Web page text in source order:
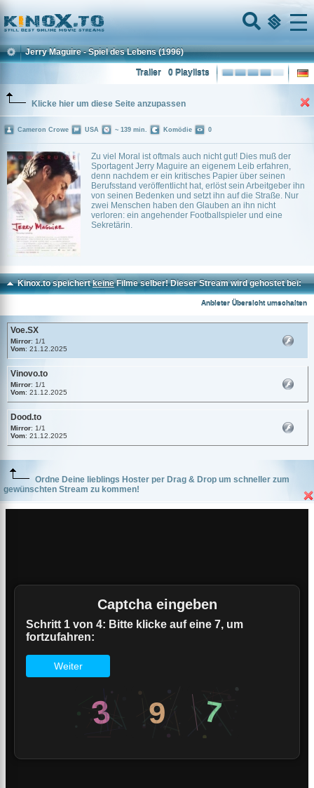
Home
Menu
Jerry Maguire - Spiel des Lebens (1996)
0 Playlists
Trailer
Klicke hier um diese Seite anzupassen
Zu viel Moral ist oftmals auch nicht gut! Dies muß der
Sportagent Jerry Maguire an eigenem Leib erfahren,
denn nachdem er ein kritisches Papier über seinen
Berufsstand veröffentlicht hat, erlöst sein Arbeitgeber ihn
von seinen Bedenken und setzt ihn auf die Straße. Nur
zwei Menschen haben den Glauben an ihn nicht
verloren: ein angehender Footballspieler und eine
Sekretärin.
Cameron Crowe USA ~ 139 min. Komödie 0
Kinox.to speichertkeineFilme selber! Dieser Stream wird gehostet bei:
Anbieter Übersicht umschalten
Voe.SX
Mirror: 1/1
Vom: 21.12.2025
Vinovo.to
Mirror: 1/1
Vom: 21.12.2025
Dood.to
Mirror: 1/1
Vom: 21.12.2025
Ordne Deine lieblings Hoster per Drag & Drop um schneller zum
gewünschten Stream zu kommen!